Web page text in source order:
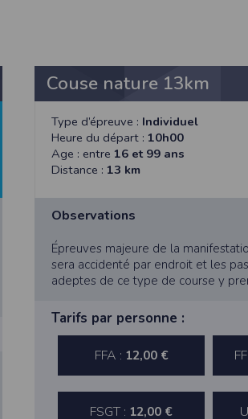
Couse nature 13km
Type d’épreuve : Individuel
Heure du départ : 10h00
Age : entre 16 et 99 ans
Distance : 13 km
Observations
Épreuves majeure de la
sera accidenté par endroit et les
adeptes de ce type de course y
Tarifs par personne :
FFA : 12,00 €
FSGT : 12,00 €
à la Fédération Française d’Athlétisme
vous disposez d’un droit d’accès et de
.Vous pouvez également, pour des motifs
:
et utilisez les services. Conformément
l'application, mais afin de fournir des
Si vous souhaitez mettre fin au suivi